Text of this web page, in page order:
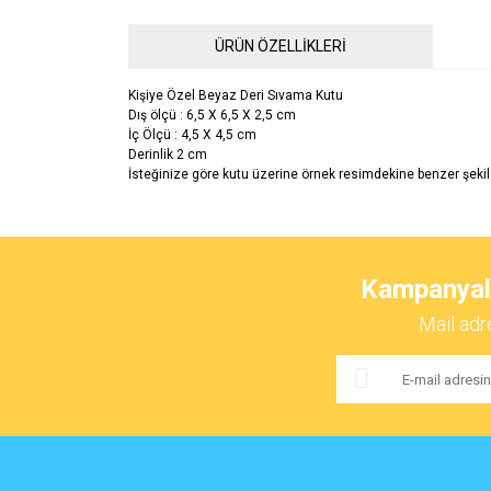
ÜRÜN ÖZELLİKLERİ
Kişiye Özel Beyaz Deri Sıvama Kutu
Dış ölçü : 6,5 X 6,5 X 2,5 cm
İç Ölçü : 4,5 X 4,5 cm
Derinlik 2 cm
İsteğinize göre kutu üzerine örnek resimdekine benzer
Ürün resmi kalitesiz, bozuk veya görüntülenemiyor.
Mail